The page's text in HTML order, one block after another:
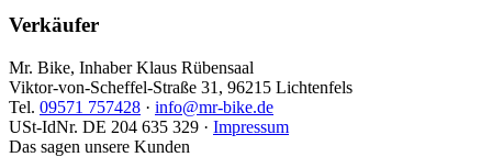
Verkäufer
Mr. Bike, Inhaber Klaus Rübensaal
Viktor-von-Scheffel-Straße 31, 96215 Lichtenfels
Tel. 09571 757428 · info@mr-bike.de
USt-IdNr. DE 204 635 329 · Impressum
Das sagen unsere Kunden